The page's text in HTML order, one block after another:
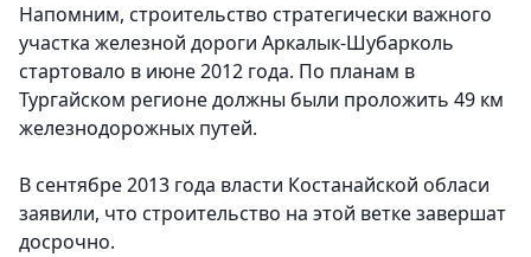
Напомним, строительство стратегически важного
участка железной дороги Аркалык-Шубарколь
стартовало в июне 2012 года. По планам в
Тургайском регионе должны были проложить 49 км
железнодорожных путей.
В сентябре 2013 года власти Костанайской обласи
заявили, что строительство на этой ветке завершат
досрочно.